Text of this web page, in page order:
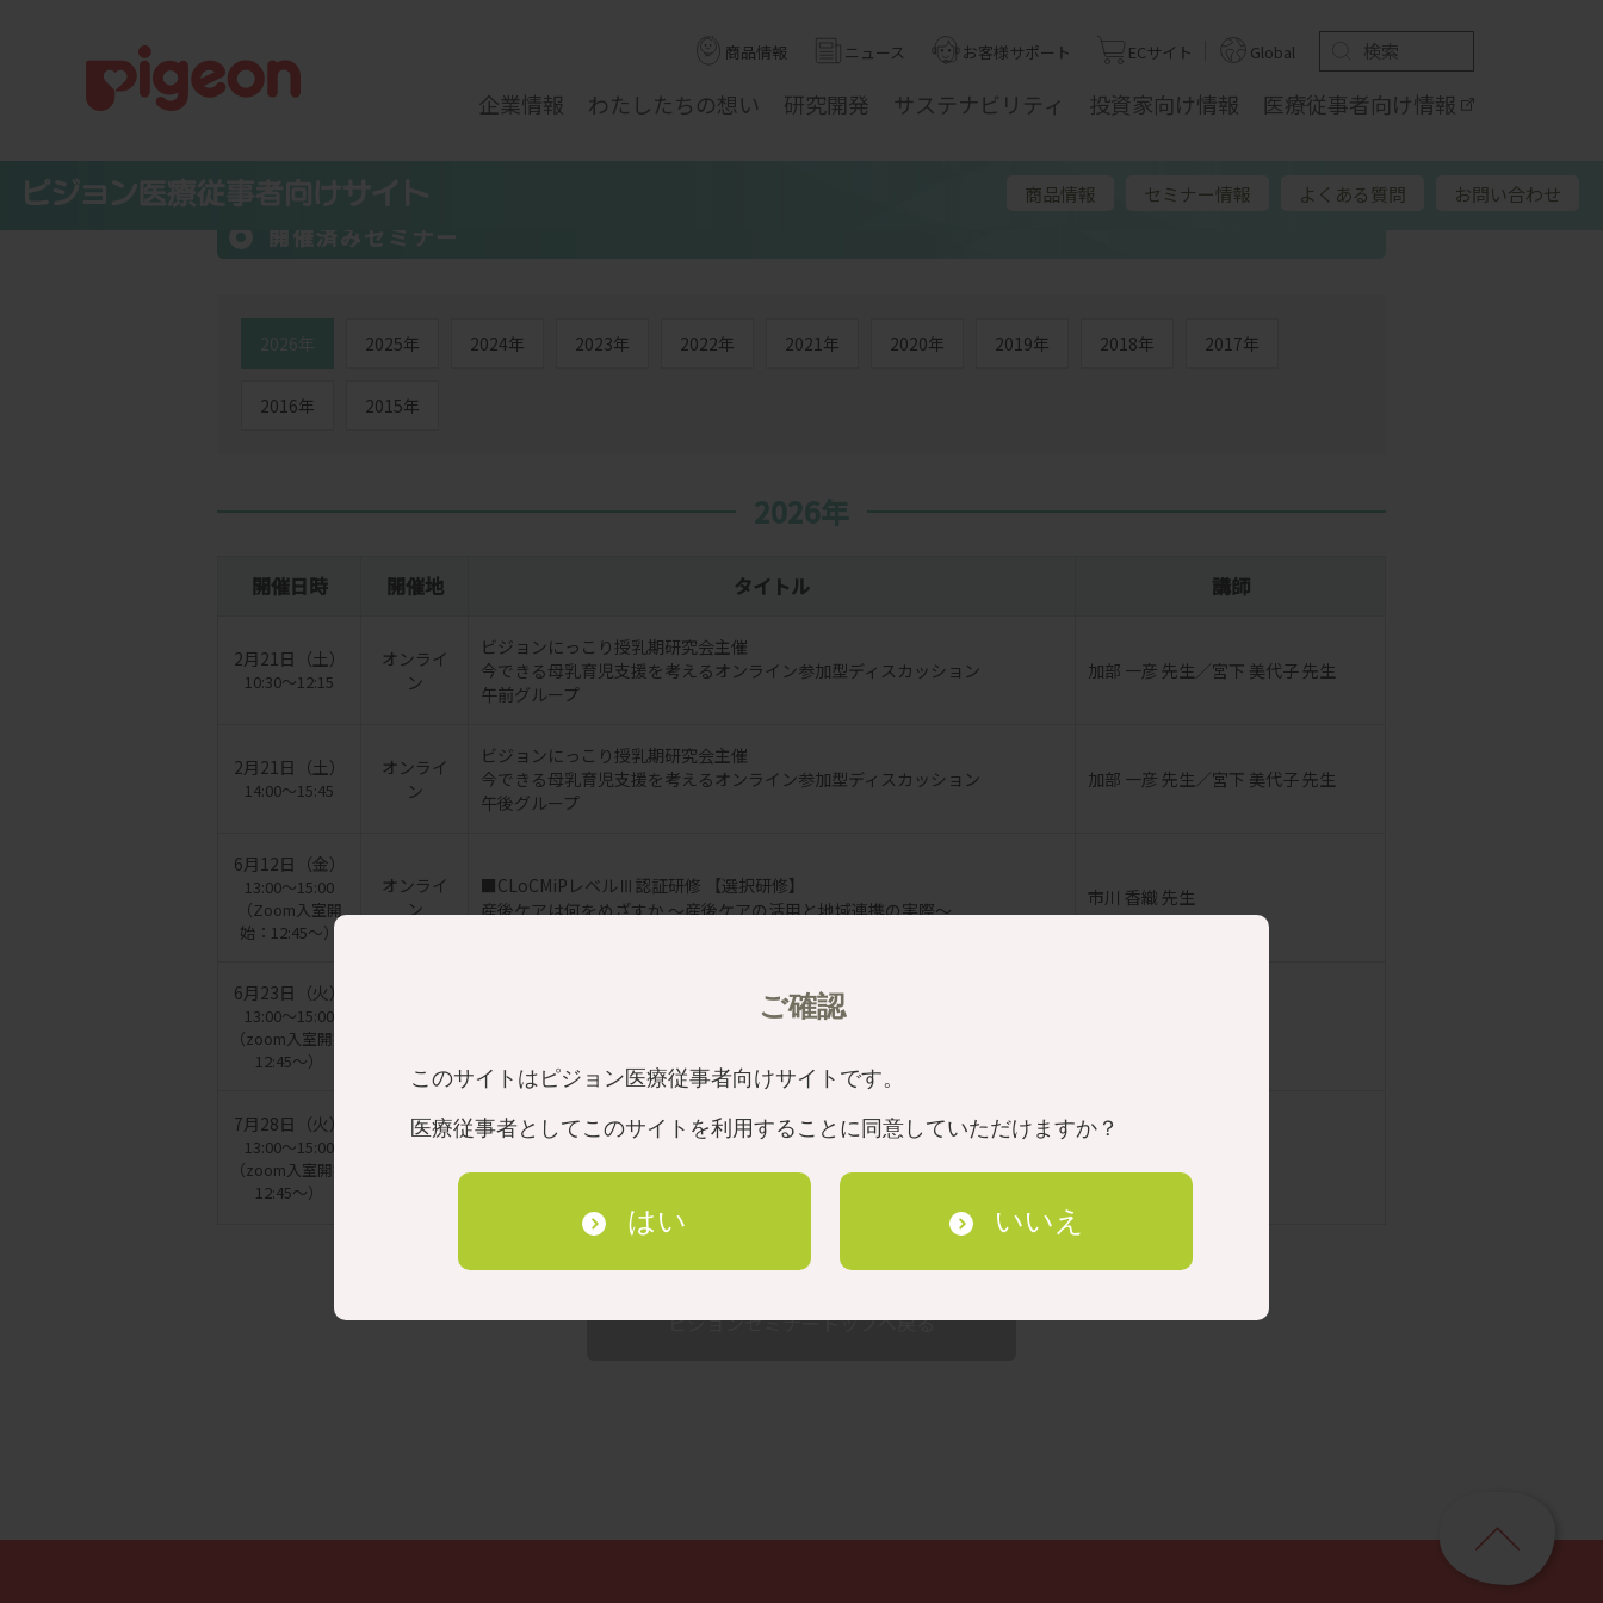
企業情報 わたしたちの想い 研究開発 サステナビリティ 投資家向け情報 医療従事者向け情報
商品情報 ニュース お客様サポート ECサイト Global
商品情報 セミナー情報 よくある質問 お問い合わせ
開催済みセミナー
2026年 2025年 2024年 2023年 2022年 2021年 2020年 2019年 2018年 2017年
2016年 2015年
2026年
開催日時 開催地 タイトル 講師
2月21日（土）
10:30～12:15
オンライ
ン
ビジョンにっこり授乳期研究会主催
今できる母乳育児支援を考えるオンライン参加型ディスカッション
午前グループ
加部 一彦 先生／宮下 美代子 先生
2月21日（土）
14:00～15:45
オンライ
ン
ビジョンにっこり授乳期研究会主催
今できる母乳育児支援を考えるオンライン参加型ディスカッション
午後グループ
加部 一彦 先生／宮下 美代子 先生
6月12日（金）
13:00～15:00
（Zoom入室開
始：12:45～）
オンライ
ン
■CLoCMiPレベルⅢ認証研修 【選択研修】
産後ケアは何をめざすか ～産後ケアの活用と地域連携の実際～
市川 香織 先生
6月23日（火）
13:00～15:00
（zoom入室開始
12:45～）
■CLoCMiPレベルⅢ認証研修 【選択研修】
7月28日（火）
13:00～15:00
（zoom入室開始
12:45～）
オンライ
■CLoCMiPレベルⅢ認証研修 【必須研修】（部門：共通基盤 必須研修項
目：新生児のフィジカルアセスメント）研修承認番号：
26_C07C07_09_02038
ピジョンセミナートップへ戻る
ご確認
このサイトはピジョン医療従事者向けサイトです。
医療従事者としてこのサイトを利用することに同意していただけますか？
はい いいえ
ー
ジ